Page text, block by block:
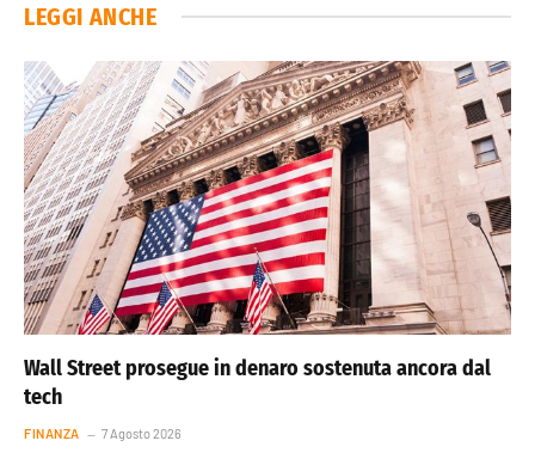
LEGGI ANCHE
Wall Street prosegue in denaro sostenuta ancora dal
tech
FINANZA 7 Agosto 2026